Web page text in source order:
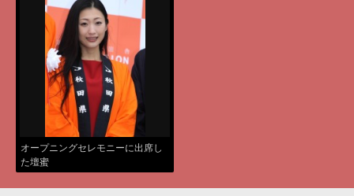
オープニングセレモニーに出席し
た壇蜜